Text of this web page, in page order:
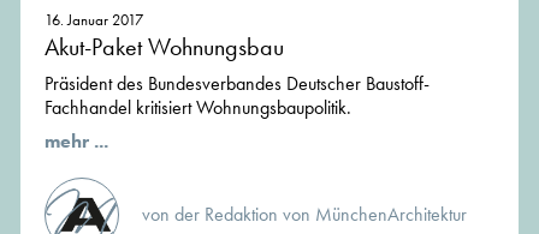
16. Januar 2017
Akut-Paket Wohnungsbau
Präsident des Bundesverbandes Deutscher Baustoff-
Fachhandel kritisiert Wohnungsbaupolitik.
mehr ...
von der Redaktion von MünchenArchitektur